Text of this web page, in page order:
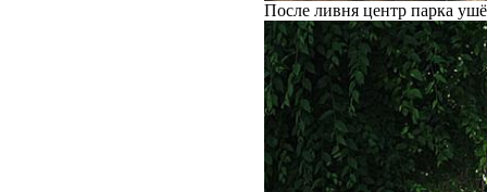
После ливня центр парка